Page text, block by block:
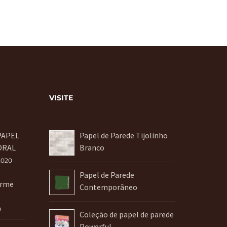
VISITE
Papel de Parede Tijolinho
Branco
Papel de Parede
Contemporâneo
Coleção de papel de parede